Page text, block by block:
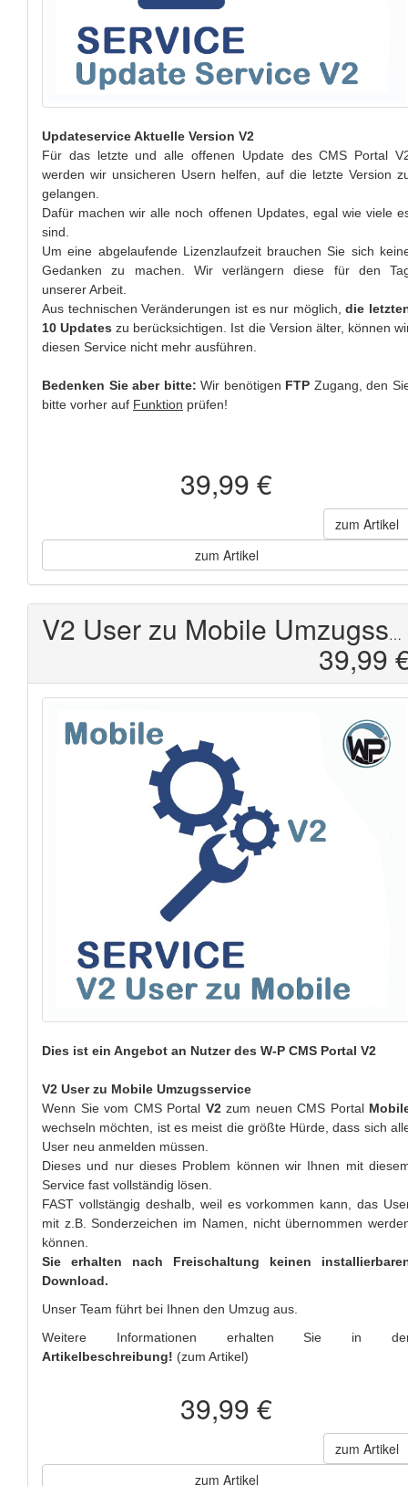
Updateservice Aktuelle Version V2
Für das letzte und alle offenen Update des CMS Portal
werden wir unsicheren Usern helfen, auf die letzte Version
gelangen.
Dafür machen wir alle noch offenen Updates, egal wie viele
sind.
Um eine abgelaufende Lizenzlaufzeit brauchen Sie sich
Gedanken zu machen. Wir verlängern diese für den
unserer Arbeit.
Aus technischen Veränderungen ist es nur möglich,die
10 Updates zu berücksichtigen. Ist die Version älter, können
diesen Service nicht mehr ausführen.
Bedenken Sie aber bitte: Wir benötigen FTP Zugang, den
bitte vorher auf Funktion prüfen!
39,99 €
zum Artikel
zum Artikel
V2 User zu Mobile Umzugsservice
39,99
Dies ist ein Angebot an Nutzer des W-P CMS Portal V2
V2 User zu Mobile Umzugsservice
Wenn Sie vom CMS Portal V2zum neuen CMS Portal
wechseln möchten, ist es meist die größte Hürde, dass sich
User neu anmelden müssen.
Dieses und nur dieses Problem können wir Ihnen mit
Service fast vollständig lösen.
FAST vollstängig deshalb, weil es vorkommen kann, das
mit z.B. Sonderzeichen im Namen, nicht übernommen
können.
Sie erhalten nach Freischaltung keinen
Download.
Unser Team führt bei Ihnen den Umzug aus.
Weitere Informationen erhalten Sie in
Artikelbeschreibung! (zum Artikel)
39,99 €
zum Artikel
zum Artikel